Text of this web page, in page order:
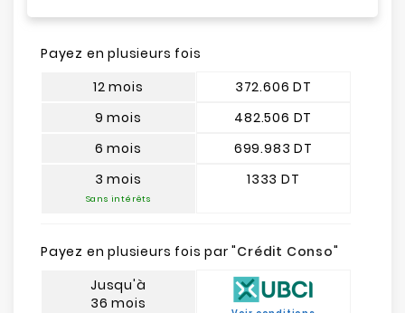
Payez en plusieurs fois
12 mois
9 mois
6 mois
3 mois
Sans intérêts
372.606 DT
482.506 DT
699.983 DT
1333 DT
Payez en plusieurs fois par "Crédit Conso"
Jusqu'à
36 mois